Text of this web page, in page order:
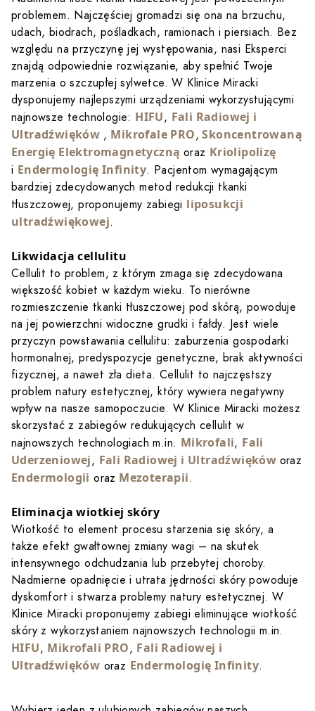
problemem. Najczęściej gromadzi się ona na brzuchu,
udach, biodrach, pośladkach, ramionach i piersiach. Bez
względu na przyczynę jej występowania, nasi Eksperci
znajdą odpowiednie rozwiązanie, aby spełnić Twoje
marzenia o szczupłej sylwetce. W Klinice Miracki
dysponujemy najlepszymi urządzeniami wykorzystującymi
najnowsze technologie: HIFU, Fali Radiowej i
Ultradźwięków , Mikrofale PRO, Skoncentrowaną
Energię Elektromagnetyczną oraz Kriolipolizę
i Endermologię Infinity. Pacjentom wymagającym
bardziej zdecydowanych metod redukcji tkanki
tłuszczowej, proponujemy zabiegi liposukcji
ultradźwiękowej.
Likwidacja cellulitu
Cellulit to problem, z którym zmaga się zdecydowana
większość kobiet w każdym wieku. To nierówne
rozmieszczenie tkanki tłuszczowej pod skórą, powoduje
na jej powierzchni widoczne grudki i fałdy. Jest wiele
przyczyn powstawania cellulitu: zaburzenia gospodarki
hormonalnej, predyspozycje genetyczne, brak aktywności
fizycznej, a nawet zła dieta. Cellulit to najczęstszy
problem natury estetycznej, który wywiera negatywny
wpływ na nasze samopoczucie. W Klinice Miracki możesz
skorzystać z zabiegów redukujących cellulit w
najnowszych technologiach m.in. Mikrofali, Fali
Uderzeniowej, Fali Radiowej i Ultradźwięków oraz
Endermologii oraz Mezoterapii.
Eliminacja wiotkiej skóry
Wiotkość to element procesu starzenia się skóry, a
także efekt gwałtownej zmiany wagi – na skutek
intensywnego odchudzania lub przebytej choroby.
Nadmierne opadnięcie i utrata jędrności skóry powoduje
dyskomfort i stwarza problemy natury estetycznej. W
Klinice Miracki proponujemy zabiegi eliminujące wiotkość
skóry z wykorzystaniem najnowszych technologii m.in.
HIFU, Mikrofali PRO, Fali Radiowej i
Ultradźwięków oraz Endermologię Infinity.